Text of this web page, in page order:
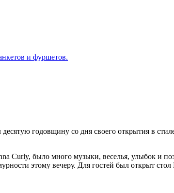
и фуршетов.
годовщину со дня своего открытия в
Curly, было много музыки, веселья, улыбок и
этому вечеру. Для гостей был открыт стол